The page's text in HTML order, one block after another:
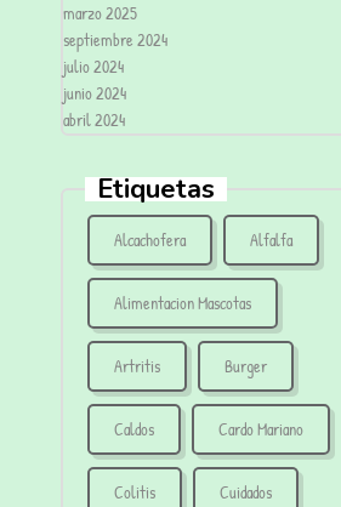
marzo 2025
septiembre 2024
julio 2024
junio 2024
abril 2024
Etiquetas
Alcachofera Alfalfa
Alimentacion Mascotas
Artritis Burger
Caldos Cardo Mariano
Colitis Cuidados